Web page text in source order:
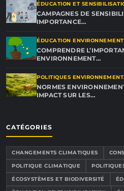
ÉDUCATION ET
CAMPAGNES DE
IMPORTANCE…
ÉDUCATION
COMPRENDRE
ENVIRONNEMENT…
POLITIQUES
NORMES
IMPACT SUR LES…
CATÉGORIES
CHANGEMENTS CLIMATIQUES
POLITIQUE CLIMATIQUE
ÉCOSYSTÈMES ET BIODIVERSITÉ